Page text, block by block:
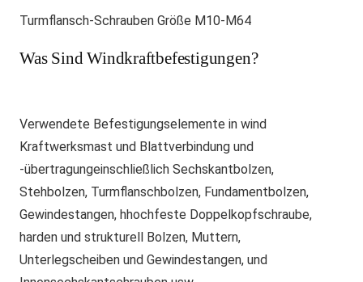
Turmflansch-Schrauben Größe M10-M64
Was Sind Windkraftbefestigungen?
Verwendete Befestigungselemente in wind
Kraftwerksmast und Blattverbindung und
-übertragungeinschließlich Sechskantbolzen,
Stehbolzen, Turmflanschbolzen, Fundamentbolzen,
Gewindestangen, hhochfeste Doppelkopfschraube,
harden und strukturell Bolzen, Muttern,
Unterlegscheiben und Gewindestangen, und